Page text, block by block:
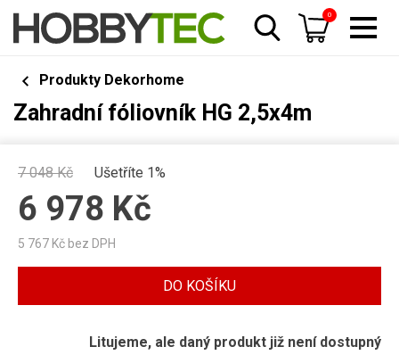
0
Produkty Dekorhome
Zahradní fóliovník HG 2,5x4m
7 048Kč Ušetříte 1%
6 978 Kč
5 767 Kč bez DPH
DO KOŠÍKU
Litujeme, ale daný produkt již není dostupný